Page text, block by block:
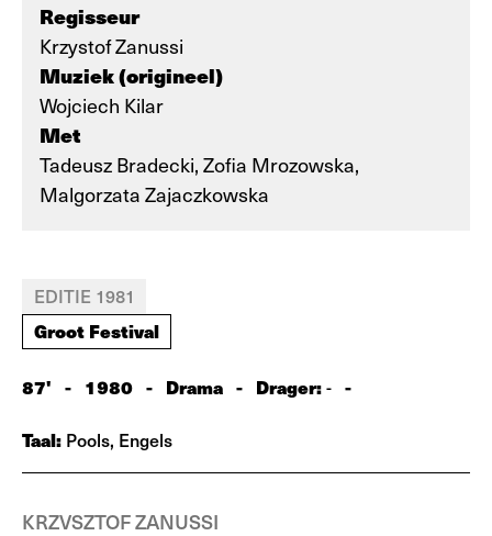
Regisseur
Krzystof Zanussi
Muziek (origineel)
Wojciech Kilar
Met
Tadeusz Bradecki, Zofia Mrozowska,
Malgorzata Zajaczkowska
EDITIE 1981
Groot Festival
87' - 1980 - Drama - Drager:- -
Taal: Pools, Engels
KRZVSZTOF ZANUSSI